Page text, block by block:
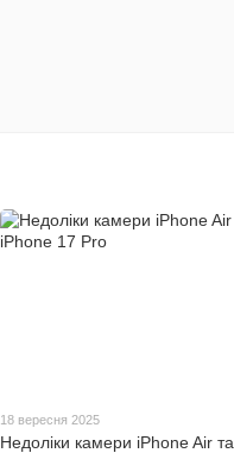
18 вересня 2025
Недоліки камери iPhone Air та